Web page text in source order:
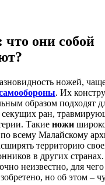
они собой
ножей,
. Их
образом подходят
ран,
Такие ножи
всему Малайскому
территорию
в других
неизвестно, для
но об этом –